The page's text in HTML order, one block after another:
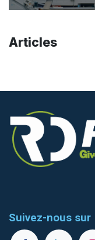
Articles
Suivez-nous sur